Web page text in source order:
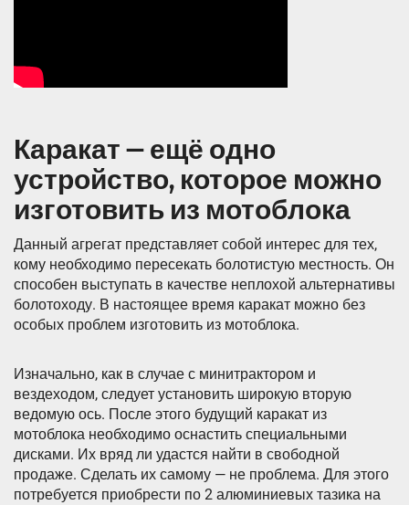
Каракат — ещё одно
устройство, которое можно
изготовить из мотоблока
Данный агрегат представляет собой интерес для тех,
кому необходимо пересекать болотистую местность. Он
способен выступать в качестве неплохой альтернативы
болотоходу. В настоящее время каракат можно без
особых проблем изготовить из мотоблока.
Изначально, как в случае с минитрактором и
вездеходом, следует установить широкую вторую
ведомую ось. После этого будущий каракат из
мотоблока необходимо оснастить специальными
дисками. Их вряд ли удастся найти в свободной
продаже. Сделать их самому — не проблема. Для этого
потребуется приобрести по 2 алюминиевых тазика на